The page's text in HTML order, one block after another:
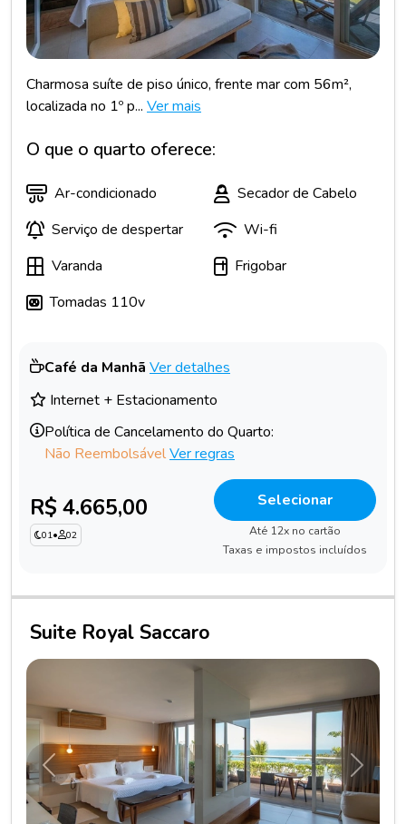
Charmosa suíte de piso único, frente mar com 56m²,
localizada no 1⁠º p... Ver mais
O que o quarto oferece:
Ar-condicionado
Secador de Cabelo
Serviço de despertar
Wi-fi
Varanda
Frigobar
Tomadas 110v
Café da Manhã Ver detalhes
Internet + Estacionamento
Política de Cancelamento do Quarto:
Não ReembolsávelVer regras
R$ 4.665,00
01• 02
Selecionar
Até 12x no cartão
Taxas e impostos incluídos
Suite Royal Saccaro
Anterior